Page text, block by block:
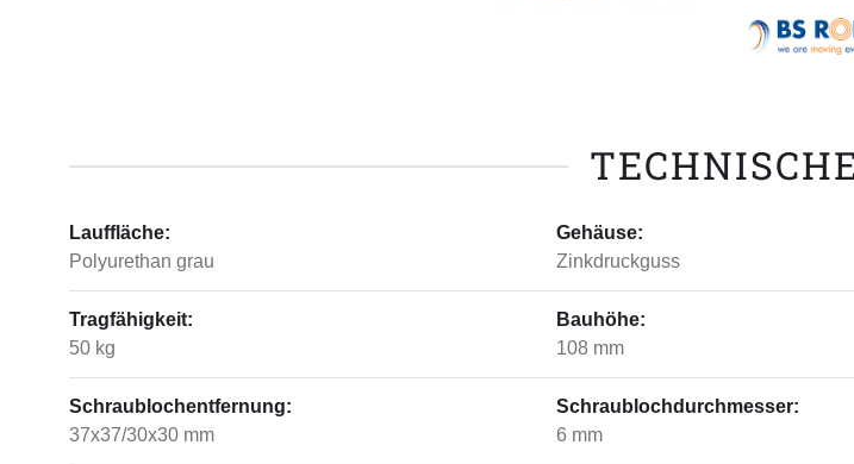
Lauffläche:
Polyurethan grau
Gehäuse:
Zinkdruckguss
Tragfähigkeit:
50 kg
Bauhöhe:
108 mm
Schraublochentfernung:
37x37/30x30 mm
Schraublochdurchmesser:
6 mm